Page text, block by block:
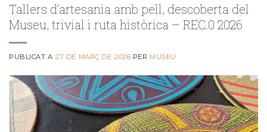
Tallers d’artesania amb pell, descoberta del
Museu, trivial i ruta històrica – REC.0 2026
PUBLICAT A27 DE MARÇ DE 2026 PER MUSEU